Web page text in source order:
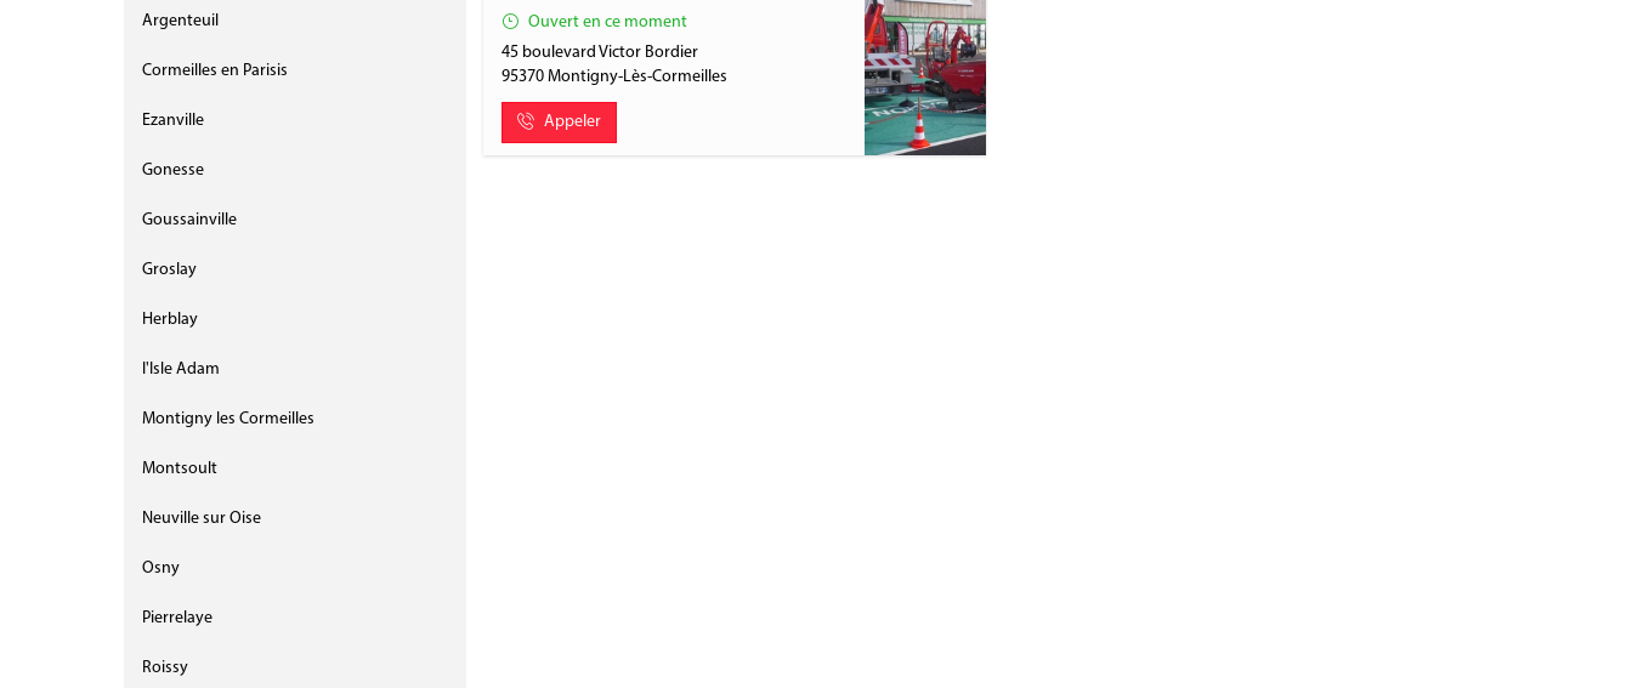
Argenteuil
Cormeilles en Parisis
Ezanville
Gonesse
Goussainville
Groslay
Herblay
l'Isle Adam
Montigny les Cormeilles
Montsoult
Neuville sur Oise
Osny
Pierrelaye
Roissy
Ouvert en ce moment
45 boulevard Victor Bordier
95370 Montigny-Lès-Cormeilles
Appeler